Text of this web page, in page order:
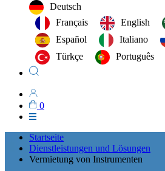
Deutsch
Français
English
Español
Italiano
Türkçe
Português
0
Startseite
Dienstleistungen und Lösungen
Vermietung von Instrumenten